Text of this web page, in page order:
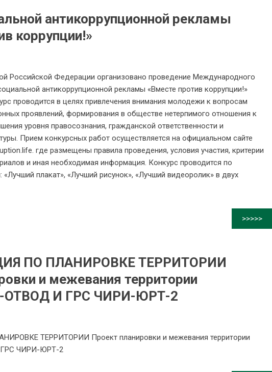
антикоррупционной рекламы
коррупции!»
Российской Федерации организовано проведение Международного
антикоррупционной рекламы «Вместе против коррупции!»
проводится в целях привлечения внимания молодежи к вопросам
проявлений, формирования в обществе нетерпимого отношения к
уровня правосознания, гражданской ответственности и
Прием конкурсных работ осуществляется на официальном сайте
где размещены правила проведения, условия участия, критерии
и иная необходимая информация. Конкурс проводится по
плакат», «Лучший рисунок», «Лучший видеоролик» в двух
>>>>>
ПО ПЛАНИРОВКЕ ТЕРРИТОРИИ
и межевания территории
ОТВОД И ГРС ЧИРИ-ЮРТ-2
ТЕРРИТОРИИ Проект планировки и межевания территории
ЧИРИ-ЮРТ-2